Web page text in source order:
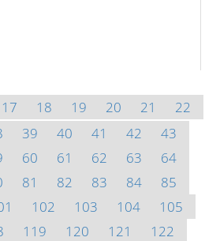
17 18 19 20 21
22
39 40 41 42
43
60 61 62 63
64
81 82 83 84
85
102 103 104
105
119 120 121
122